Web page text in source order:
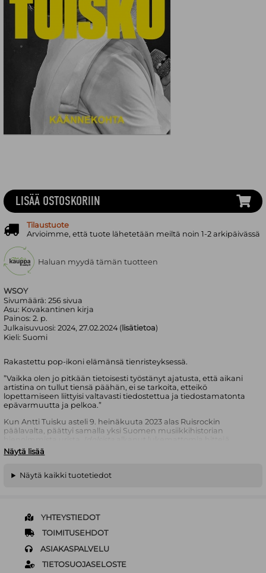
WSOY
Sivumäärä:256 sivua
Asu: Kovakantinen kirja
Painos:2. p.
Julkaisuvuosi:2024, 27.02.2024 ( lisätietoa)
Kieli:Suomi
Rakastettu pop-ikoni elämänsä tienristeyksessä.
”Vaikka olen jo pitkään tietoisesti työstänyt ajatusta, että aikani
artistina on tullut tiensä päähän, ei se tarkoita, etteikö
lopettamiseen liittyisi valtavasti tiedostettua ja tiedostamatonta
epävarmuutta ja pelkoa.”
Kun Antti Tuisku asteli 9. heinäkuuta 2023 alas Ruisrockin
päälavalta, päättyi samalla yksi Suomen musiikkihistorian
ikimuistoisia keikkoja, vääjäämättömiä vastoinkäymisiä ja
huikeita onnistumisia sisäänsä kietonut tarina oli tullut
Antti Tuiskun päiväkirjaan pohjautuvissa koskettavissa
kiertue, jonka vertaansa vailla olevan show’n on tallentanut
kuviin valokuvaaja Hanna Minja Nousiainen.
Antti Tuiskun (s. 1984) ura alkoi vuonna 2003
ja vähitellen hänestä kuoriutui 2000-luvun menestynein
suomalainen poptähti. Vuonna 2018 Tuisku julkaisi huikean
suositun elämäkerran
Näytä lisää
LISÄÄ OSTOSKORIIN
Tilaustuote
Arvioimme, että tuote lähetetään meiltä noin 1-2 arkipäivässä
Haluan myydä tämän tuotteen
Näytä kaikki tuotetiedot
YHTEYSTIEDOT
TOIMITUSEHDOT
ASIAKASPALVELU
TIETOSUOJASELOSTE